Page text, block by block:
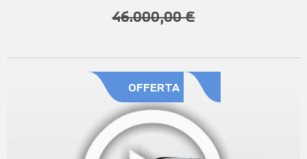
46.000,00 €
OFFERTA